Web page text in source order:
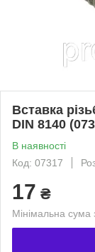
Вставка
DIN 8140
В наявності
Код: 07317
17 ₴
Мінімальна